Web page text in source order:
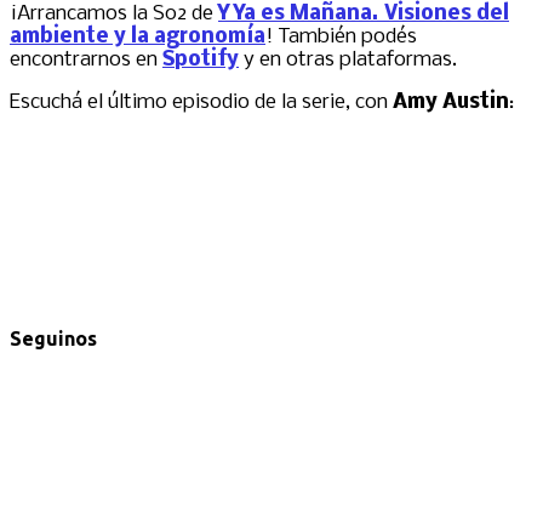
¡Arrancamos la S02 deY Ya es Mañana. Visiones del
ambiente y la agronomía! También podés
encontrarnos en Spotify y en otras plataformas.
Escuchá el último episodio de la serie, con Amy Austin:
Seguinos